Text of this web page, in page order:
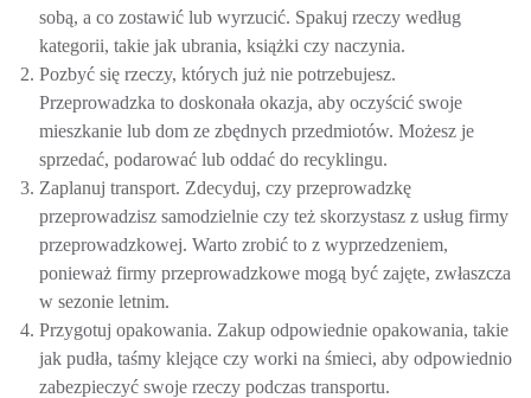
sobą, a co zostawić lub wyrzucić. Spakuj rzeczy według
kategorii, takie jak ubrania, książki czy naczynia.
Pozbyć się rzeczy, których już nie potrzebujesz.
Przeprowadzka to doskonała okazja, aby oczyścić swoje
mieszkanie lub dom ze zbędnych przedmiotów. Możesz je
sprzedać, podarować lub oddać do recyklingu.
Zaplanuj transport. Zdecyduj, czy przeprowadzkę
przeprowadzisz samodzielnie czy też skorzystasz z usług firmy
przeprowadzkowej. Warto zrobić to z wyprzedzeniem,
ponieważ firmy przeprowadzkowe mogą być zajęte, zwłaszcza
w sezonie letnim.
Przygotuj opakowania. Zakup odpowiednie opakowania, takie
jak pudła, taśmy klejące czy worki na śmieci, aby odpowiednio
zabezpieczyć swoje rzeczy podczas transportu.